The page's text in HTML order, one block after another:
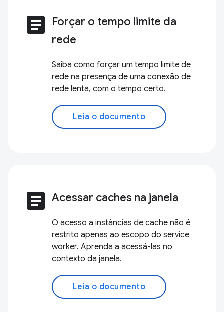
article Forçar o tempo limite da
rede
Saiba como forçar um tempo limite de
rede na presença de uma conexão de
rede lenta, com o tempo certo.
Leia o documento
article Acessar caches na janela
O acesso a instâncias de cache não é
restrito apenas ao escopo do service
worker. Aprenda a acessá-las no
contexto da janela.
Leia o documento